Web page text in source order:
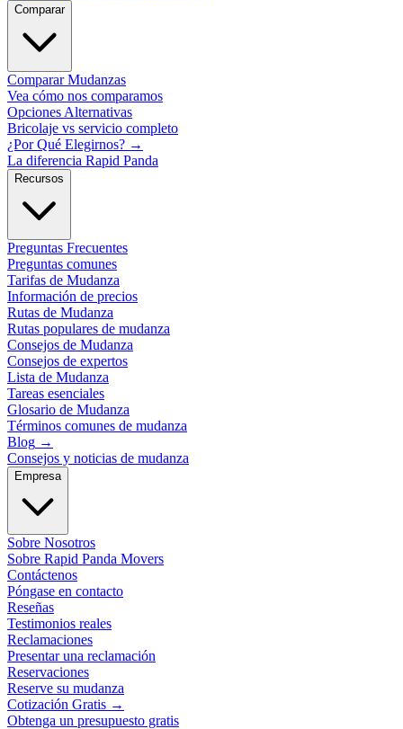
Comparar
Comparar Mudanzas
Vea cómo nos comparamos
Opciones Alternativas
Bricolaje vs servicio completo
¿Por Qué Elegirnos? →
La diferencia Rapid Panda
Recursos
Preguntas Frecuentes
Preguntas comunes
Tarifas de Mudanza
Información de precios
Rutas de Mudanza
Rutas populares de mudanza
Consejos de Mudanza
Consejos de expertos
Lista de Mudanza
Tareas esenciales
Glosario de Mudanza
Términos comunes de mudanza
Blog →
Consejos y noticias de mudanza
Empresa
Sobre Nosotros
Sobre Rapid Panda Movers
Contáctenos
Póngase en contacto
Reseñas
Testimonios reales
Reclamaciones
Presentar una reclamación
Reservaciones
Reserve su mudanza
Cotización Gratis →
Obtenga un presupuesto gratis